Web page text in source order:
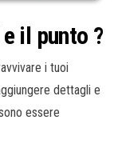
il punto ?
i tuoi
dettagli e
essere